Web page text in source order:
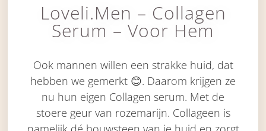
Loveli.men – Collagen
Serum – Voor Hem
Ook mannen willen een strakke huid, dat
hebben we gemerkt 😊. Daarom krijgen ze
nu hun eigen Collagen serum. Met de
stoere geur van rozemarijn. Collageen is